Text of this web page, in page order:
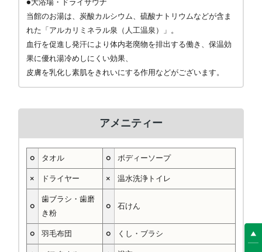
●大浴場・ドライサウナ
当館のお湯は、炭酸カルシウム、硫酸ナトリウムなどが含ま
れた「アルカリミネラル泉（人工温泉）」。
血行を促進し発汗により体内老廃物を排出する働き、保温効
果に優れ湯冷めしにくい効果、
皮膚を乳化し素肌をきれいにする作用などがございます。
アメニティー
○ タオル ○ ボディーソープ
× ドライヤー × 温水洗浄トイレ
○
歯ブラシ・歯磨
き粉
○ 石けん
○ 羽毛布団 ○ くし・ブラシ